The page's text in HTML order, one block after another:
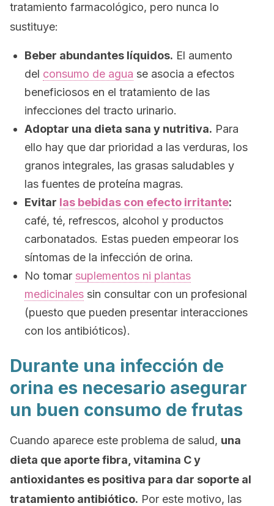
tratamiento farmacológico, pero nunca lo
sustituye:
Beber abundantes líquidos. El aumento
del consumo de agua se asocia a efectos
beneficiosos en el tratamiento de las
infecciones del tracto urinario.
Adoptar una dieta sana y nutritiva. Para
ello hay que dar prioridad a las verduras, los
granos integrales, las grasas saludables y
las fuentes de proteína magras.
Evitar las bebidas con efecto irritante:
café, té, refrescos, alcohol y productos
carbonatados. Estas pueden empeorar los
síntomas de la infección de orina.
No tomar suplementos ni plantas
medicinales sin consultar con un profesional
(puesto que pueden presentar interacciones
con los antibióticos).
Durante una infección de
orina es necesario asegurar
un buen consumo de frutas
Cuando aparece este problema de salud, una
dieta que aporte fibra, vitamina C y
antioxidantes es positiva para dar soporte al
tratamiento antibiótico. Por este motivo, las